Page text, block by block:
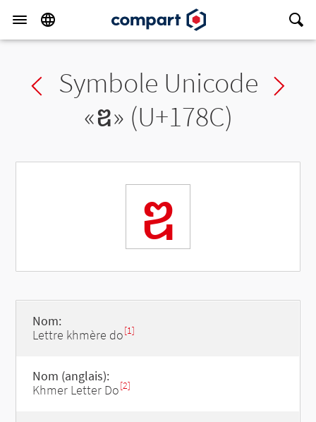
Previous char
Symbole Unicode
«ឌ» (U+178C)
ឌ
Nom:
Lettre khmère do[1]
Nom (anglais):
Khmer Letter Do[2]